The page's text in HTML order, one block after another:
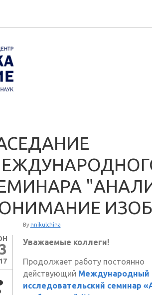
By nnikulchina
Уважаемые коллеги!
Продолжает работу постоянно
действующий Международный
исследовательский семинар